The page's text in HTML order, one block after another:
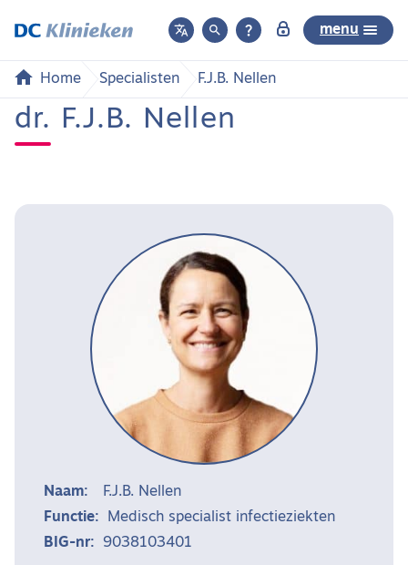
   menu
Home Specialisten F.J.B. Nellen
dr. F.J.B. Nellen
Naam:
F.J.B. Nellen
Functie:
Medisch specialist infectieziekten
BIG-nr:
9038103401